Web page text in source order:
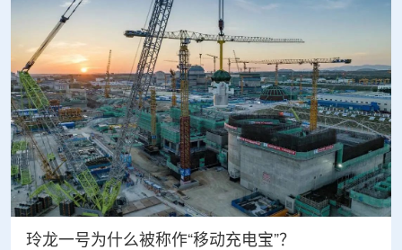
玲龙一号为什么被称作“移动充电宝”？